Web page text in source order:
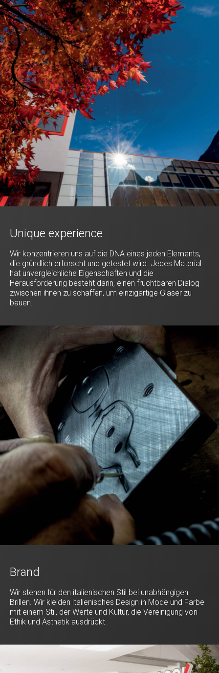
Unique experience
Wir konzentrieren uns auf die DNA eines jeden Elements,
die gründlich erforscht und getestet wird. Jedes Material
hat unvergleichliche Eigenschaften und die
Herausforderung besteht darin, einen fruchtbaren Dialog
zwischen ihnen zu schaffen, um einzigartige Gläser zu
bauen.
Brand
Wir stehen für den italienischen Stil bei unabhängigen
Brillen. Wir kleiden italienisches Design in Mode und Farbe
mit einem Stil, der Werte und Kultur, die Vereinigung von
Ethik und Ästhetik ausdrückt.